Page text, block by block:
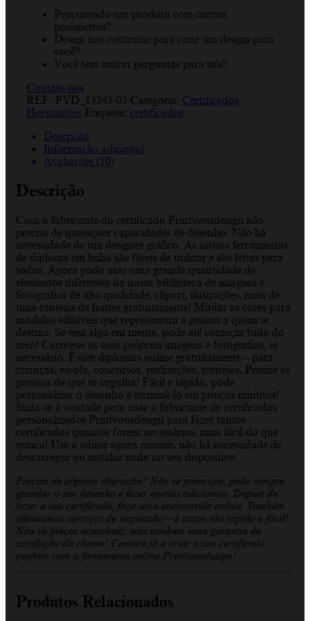
Procurando um produto com outros
parâmetros?
Deseja nos contratar para criar um design para
você?
Você tem outras perguntas para nós?
Contate-nos
REF: PYD_13345-02 Categoria: Certificados
Horizontais Etiqueta: certificados
Descrição
Informação adicional
Avaliações (10)
Descrição
Com o fabricante do certificado Printyourdesign não
precisa de quaisquer capacidades de desenho. Não há
necessidade de um designer gráfico. As nossas ferramentas
de diploma em linha são fáceis de utilizar e são feitas para
todos. Agora pode usar uma grande quantidade de
elementos diferentes da nossa biblioteca de imagens e
fotografias de alta qualidade, clipart, ilustrações, mais de
uma centena de fontes gratuitamente! Mudar as cores para
modelos editáveis que representam a pessoa a quem se
destina. Se tem algo em mente, pode até começar tudo do
zero! Carregue as suas próprias imagens e fotografias, se
necessário. Fazer diplomas online gratuitamente – para
crianças, escola, concursos, realizações, torneios. Premie as
pessoas de que se orgulha! Fácil e rápido, pode
personalizar o desenho e terminá-lo em poucos minutos!
Sinta-se à vontade para usar o fabricante de certificados
personalizados Printyourdesign para fazer tantos
certificados quantos forem necessários, mais fácil do que
nunca! Use o editor agora mesmo, não há necessidade de
descarregar ou instalar nada no seu dispositivo.
Precisa de alguma alteração? Não se preocupe, pode sempre
guardar o seu desenho e fazer ajustes adicionais. Depois de
fazer o seu certificado, faça uma encomenda online. Também
oferecemos serviços de impressão – é assim tão rápido e fácil!
Não só preços acessíveis, mas também uma garantia de
satisfação do cliente! Comece já a criar o seu certificado
perfeito com a ferramenta online Printyourdesign!
Produtos Relacionados